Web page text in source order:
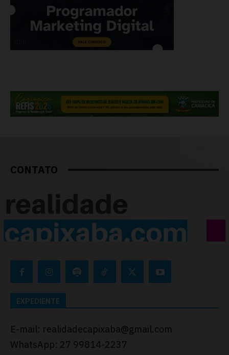
CONTATO
EXPEDIENTE
E-mail: realidadecapixaba@gmail.com
WhatsApp: 27 99814-2237